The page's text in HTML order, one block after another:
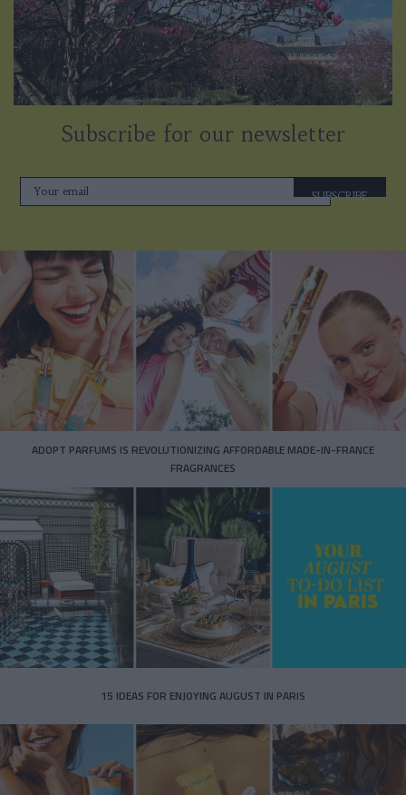
Subscribe for our newsletter
SUBSCRIBE
ADOPT PARFUMS IS REVOLUTIONIZING AFFORDABLE MADE-IN-FRANCE
FRAGRANCES
15 IDEAS FOR ENJOYING AUGUST IN PARIS